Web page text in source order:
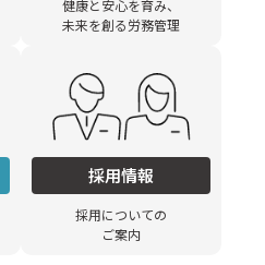
健康と安心を育み、
未来を創る労務管理
採用情報
採用についての
ご案内
百万円/年
する場合、エージェン
します。
ジェントフィー契約40%
百万円が必要です。